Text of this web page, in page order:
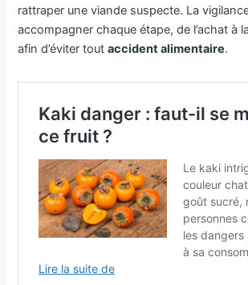
rattraper une viande suspecte. La
accompagner chaque étape, de l’achat à
afin d’éviter toutaccident alimentaire.